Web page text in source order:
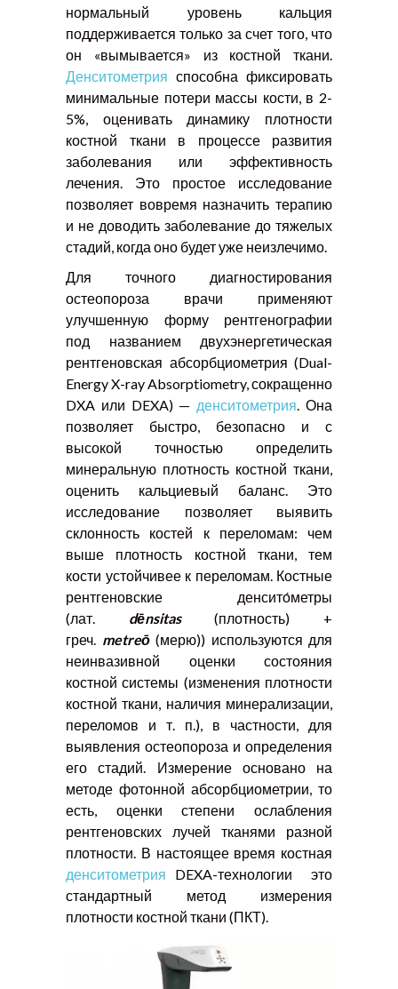
нормальный уровень кальция
поддерживается только за счет того, что
он «вымывается» из костной ткани.
Денситометрия способна фиксировать
минимальные потери массы кости, в 2-
5%, оценивать динамику плотности
костной ткани в процессе развития
заболевания или эффективность
лечения. Это простое исследование
позволяет вовремя назначить терапию
и не доводить заболевание до тяжелых
стадий, когда оно будет уже неизлечимо.
Для точного диагностирования
остеопороза врачи применяют
улучшенную форму рентгенографии
под названием двухэнергетическая
рентгеновская абсорбциометрия (Dual-
Energy X-ray Absorptiometry, сокращенно
DXA или DEXA) — денситометрия . Она
позволяет быстро, безопасно и с
высокой точностью определить
минеральную плотность костной ткани,
оценить кальциевый баланс. Это
исследование позволяет выявить
склонность костей к переломам: чем
выше плотность костной ткани, тем
кости устойчивее к переломам. Костные
рентгеновские денсито́метры
(лат. dēnsitas(плотность) +
греч. metreō(мерю)) используются для
неинвазивной оценки состояния
костной системы (изменения плотности
костной ткани, наличия минерализации,
переломов и т. п.), в частности, для
выявления остеопороза и определения
его стадий. Измерение основано на
методе фотонной абсорбциометрии, то
есть, оценки степени ослабления
рентгеновских лучей тканями разной
плотности. В настоящее время костная
денситометрия DEXA-технологии это
стандартный метод измерения
плотности костной ткани (ПКТ).